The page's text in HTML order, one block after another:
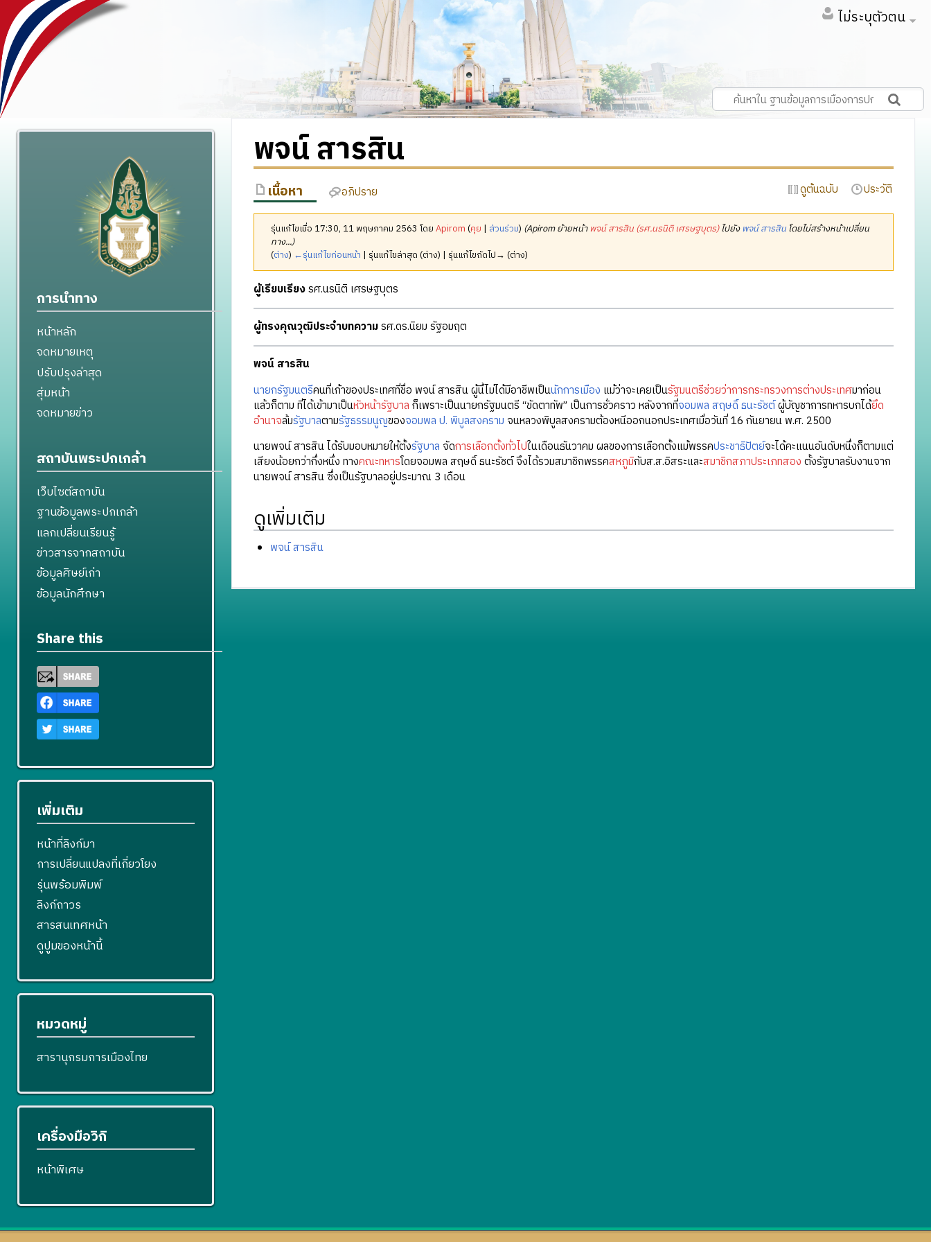
ไม่ระบุตัวตน
พจน์ สารสิน
เนื้อหา อภิปราย ดูต้นฉบับ ประวัติ
รุ่นแก้ไขเมื่อ 17:30, 11 พฤษภาคม 2563 โดยApirom (คุย | ส่วนร่วม) (Apirom ย้ายหน้าพจน์ สารสิน (รศ.นรนิติ เศรษฐบุตร)ไปยังพจน์ สารสินโดยไม่สร้างหน้าเปลี่ยน
ทาง...)
(ต่าง) ←รุ่นแก้ไขก่อนหน้า | รุ่นแก้ไขล่าสุด (ต่าง) | รุ่นแก้ไขถัดไป→ (ต่าง)
ผู้เรียบเรียงรศ.นรนิติ เศรษฐบุตร
ผู้ทรงคุณวุฒิประจำบทความรศ.ดร.นิยม รัฐอมฤต
พจน์ สารสิน
นายกรัฐมนตรีคนที่เก้าของประเทศที่ชื่อ พจน์ สารสิน ผู้นี้ไม่ได้มีอาชีพเป็นนักการเมือง แม้ว่าจะเคยเป็นรัฐมนตรีช่วยว่าการกระทรวงการต่างประเทศมาก่อน
แล้วก็ตาม ที่ได้เข้ามาเป็นหัวหน้ารัฐบาล ก็เพราะเป็นนายกรัฐมนตรี “ขัดตาทัพ” เป็นการชั่วคราว หลังจากที่จอมพล สฤษดิ์ ธนะรัชต์ผู้บัญชาการทหารบกได้ยึด
อำนาจล้มรัฐบาลตามรัฐธรรมนูญของจอมพล ป. พิบูลสงคราม จนหลวงพิบูลสงครามต้องหนีออกนอกประเทศเมื่อวันที่ 16 กันยายน พ.ศ. 2500
นายพจน์ สารสิน ได้รับมอบหมายให้ตั้งรัฐบาล จัดการเลือกตั้งทั่วไปในเดือนธันวาคม ผลของการเลือกตั้งแม้พรรคประชาธิปัตย์จะได้คะแนนอันดับหนึ่งก็ตามแต่
เสียงน้อยกว่ากึ่งหนึ่ง ทางคณะทหารโดยจอมพล สฤษดิ์ ธนะรัชต์ จึงได้รวมสมาชิกพรรคสหภูมิกับส.ส.อิสระและสมาชิกสภาประเภทสอง ตั้งรัฐบาลรับงานจาก
นายพจน์ สารสิน ซึ่งเป็นรัฐบาลอยู่ประมาณ 3 เดือน
ดูเพิ่มเติม
พจน์ สารสิน
การนำทาง
หน้าหลัก
จดหมายเหตุ
ปรับปรุงล่าสุด
สุ่มหน้า
จดหมายข่าว
สถาบันพระปกเกล้า
เว็บไซต์สถาบัน
ฐานข้อมูลพระปกเกล้า
แลกเปลี่ยนเรียนรู้
ข่าวสารจากสถาบัน
ข้อมูลศิษย์เก่า
ข้อมูลนักศึกษา
Share this
เพิ่มเติม
หน้าที่ลิงก์มา
การเปลี่ยนแปลงที่เกี่ยวโยง
รุ่นพร้อมพิมพ์
ลิงก์ถาวร
สารสนเทศหน้า
ดูปูมของหน้านี้
หมวดหมู่
สารานุกรมการเมืองไทย
เครื่องมือวิกิ
หน้าพิเศษ